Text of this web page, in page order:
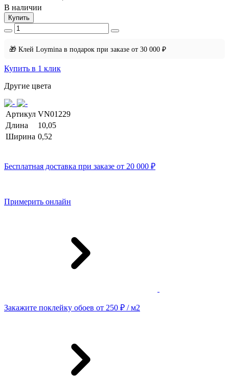
В наличии
Купить
🎁 Клей Loymina в подарок при заказе от 30 000 ₽
Купить в 1 клик
Другие цвета
Артикул VN01229
Длина
10,05
Ширина 0,52
Бесплатная доставка при заказе от 20 000 ₽
Примерить онлайн
Закажите поклейку обоев от 250 ₽ / м2